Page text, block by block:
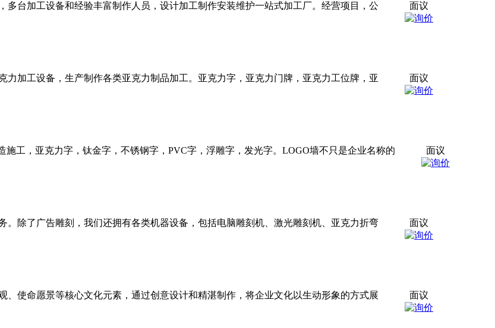
多台加工设备和经验丰富制作人员，设计加工制作安装维护一站式加工厂。经营项目，公
面议
力加工设备，生产制作各类亚克力制品加工。亚克力字，亚克力门牌，亚克力工位牌，亚
面议
工，亚克力字，钛金字，不锈钢字，PVC字，浮雕字，发光字。LOGO墙不只是企业名称的
面议
。除了广告雕刻，我们还拥有各类机器设备，包括电脑雕刻机、激光雕刻机、亚克力折弯
面议
、使命愿景等核心文化元素，通过创意设计和精湛制作，将企业文化以生动形象的方式展
面议